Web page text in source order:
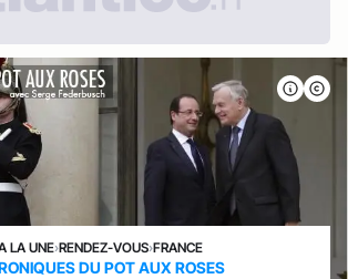
LA UNE›RENDEZ-VOUS›FRANCE
DU POT AUX ROSES